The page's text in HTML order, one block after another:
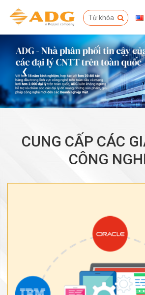
‹
CUNG CẤP CÁC
CÔNG